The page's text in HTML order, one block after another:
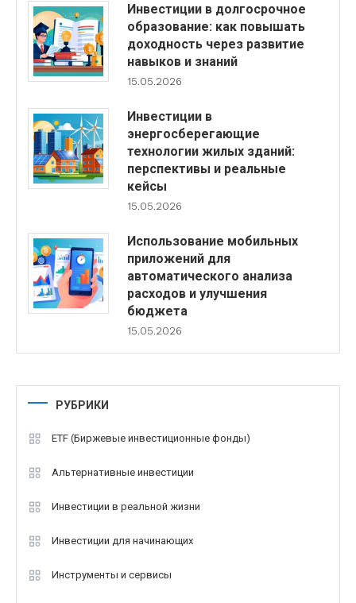
Инвестиции в долгосрочное
образование: как повышать
доходность через развитие
навыков и знаний
15.05.2026
Инвестиции в
энергосберегающие
технологии жилых зданий:
перспективы и реальные
кейсы
15.05.2026
Использование мобильных
приложений для
автоматического анализа
расходов и улучшения
бюджета
15.05.2026
РУБРИКИ
ETF (Биржевые инвестиционные фонды)
Альтернативные инвестиции
Инвестиции в реальной жизни
Инвестиции для начинающих
Инструменты и сервисы